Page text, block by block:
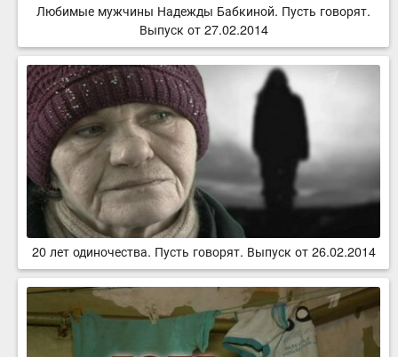
Любимые мужчины Надежды Бабкиной. Пусть говорят.
Выпуск от 27.02.2014
20 лет одиночества. Пусть говорят. Выпуск от 26.02.2014